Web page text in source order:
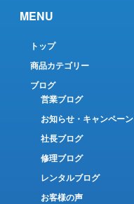
MENU
トップ
商品カテゴリー
ブログ
営業ブログ
お知らせ・キャンペーン
社長ブログ
修理ブログ
レンタルブログ
お客様の声